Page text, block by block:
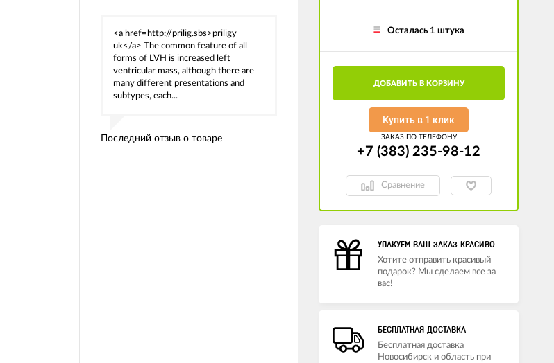
<a href=http://prilig.sbs>priligy
uk</a> The common feature of all
forms of LVH is increased left
ventricular mass, although there are
many different presentations and
subtypes, each...
Последний отзыв о товаре
Осталась 1 штука
ДОБАВИТЬ В КОРЗИНУ
Купить в 1 клик
ЗАКАЗ ПО ТЕЛЕФОНУ
+7 (383) 235-98-12
Сравнение
УПАКУЕМ ВАШ ЗАКАЗ КРАСИВО
Хотите отправить красивый
подарок? Мы сделаем все за
вас!
БЕСПЛАТНАЯ ДОСТАВКА
Бесплатная доставка
Новосибирск и область при